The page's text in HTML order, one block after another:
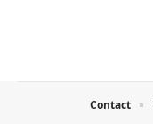
Contact